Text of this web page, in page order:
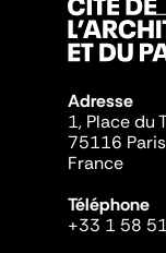
Adresse
1, Place du
75116 Paris
France
Téléphone
+33 1 58